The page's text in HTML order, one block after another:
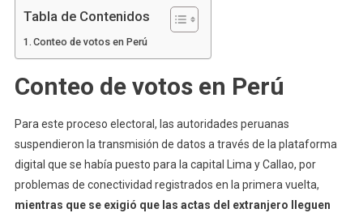
Tabla de Contenidos
Conteo de votos en Perú
Conteo de votos en Perú
Para este proceso electoral, las autoridades peruanas
suspendieron la transmisión de datos a través de la plataforma
digital que se había puesto para la capital Lima y Callao, por
problemas de conectividad registrados en la primera vuelta,
mientras que se exigió que las actas del extranjero lleguen